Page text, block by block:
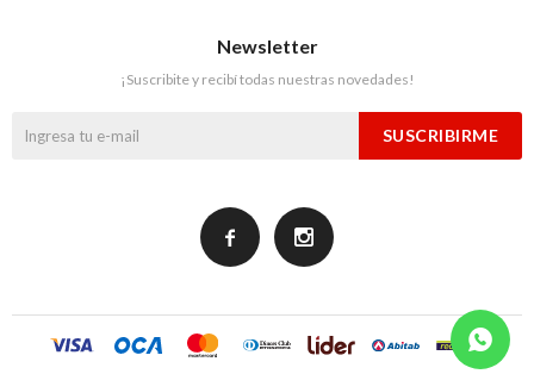
Newsletter
¡Suscribite y recibí todas nuestras novedades!
SUSCRIBIRME
 